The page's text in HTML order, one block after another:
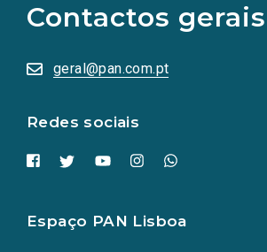
Contactos gerais
geral@pan.com.pt
Redes sociais
redes
sociais
numa
nova
Espaço PAN Lisboa